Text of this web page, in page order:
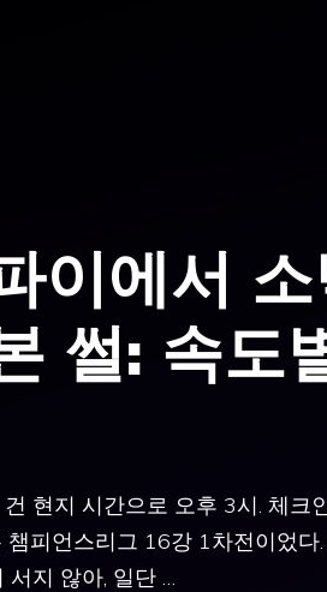
이에서
썰: 속도
현지 시간으로 오후 3시. 체크
피언스리그 16강 1차전이었
서지 않아, 일단 …